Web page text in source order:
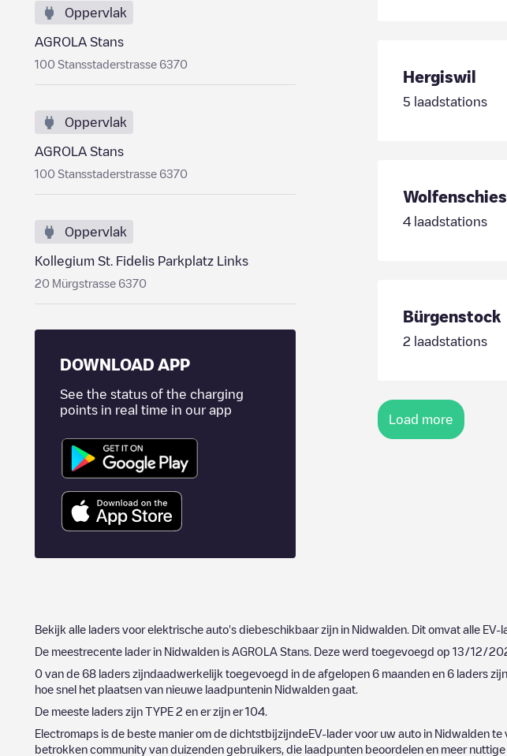
Oppervlak
AGROLA Stans
100 Stansstaderstrasse 6370
Oppervlak
AGROLA Stans
100 Stansstaderstrasse 6370
Oppervlak
Kollegium St. Fidelis Parkplatz Links
20 Mürgstrasse 6370
DOWNLOAD APP
See the status of the charging
points in real time in our app
Hergiswil
5 laadstations
4laadstations
Bürgenstock
2 laadstations
Load more
Bekijk alle laders voor elektrische auto's diebeschikbaar zijn in Nidwalden . Dit omvat alle
De meestrecente lader in Nidwalden is AGROLA Stans . Deze werd toegevoegd op 13/12/
0 van de 68 laders zijndaadwerkelijk toegevoegd in de afgelopen 6 maanden en 6 laders
hoe snel het plaatsen van nieuwe laadpuntenin Nidwalden gaat.
De meeste laders zijn TYPE 2 en er zijn er104
Electromaps is de beste manier om de dichtstbijzijndeEV-lader voor uw auto in Nidwalden te
betrokken community van duizenden gebruikers, die laadpunten beoordelen en meer